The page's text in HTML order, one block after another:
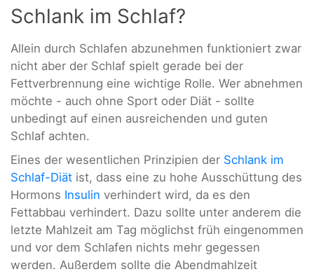
Schlank im Schlaf?
Allein durch Schlafen abzunehmen funktioniert zwar
nicht aber der Schlaf spielt gerade bei der
Fettverbrennung eine wichtige Rolle. Wer abnehmen
möchte - auch ohne Sport oder Diät - sollte
unbedingt auf einen ausreichenden und guten
Schlaf achten.
Eines der wesentlichen Prinzipien der Schlank im
Schlaf-Diät ist, dass eine zu hohe Ausschüttung des
Hormons Insulin verhindert wird, da es den
Fettabbau verhindert. Dazu sollte unter anderem die
letzte Mahlzeit am Tag möglichst früh eingenommen
und vor dem Schlafen nichts mehr gegessen
werden. Außerdem sollte die Abendmahlzeit